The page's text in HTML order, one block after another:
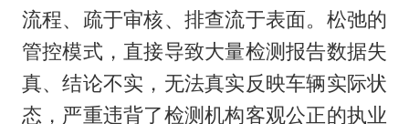
流程、疏于审核、排查流于表面。松弛的
管控模式，直接导致大量检测报告数据失
真、结论不实，无法真实反映车辆实际状
态，严重违背了检测机构客观公正的执业